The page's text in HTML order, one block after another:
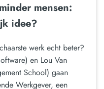
mensen:
idee?
werk echt beter?
en Lou Van
School) gaan
Werkgever, een